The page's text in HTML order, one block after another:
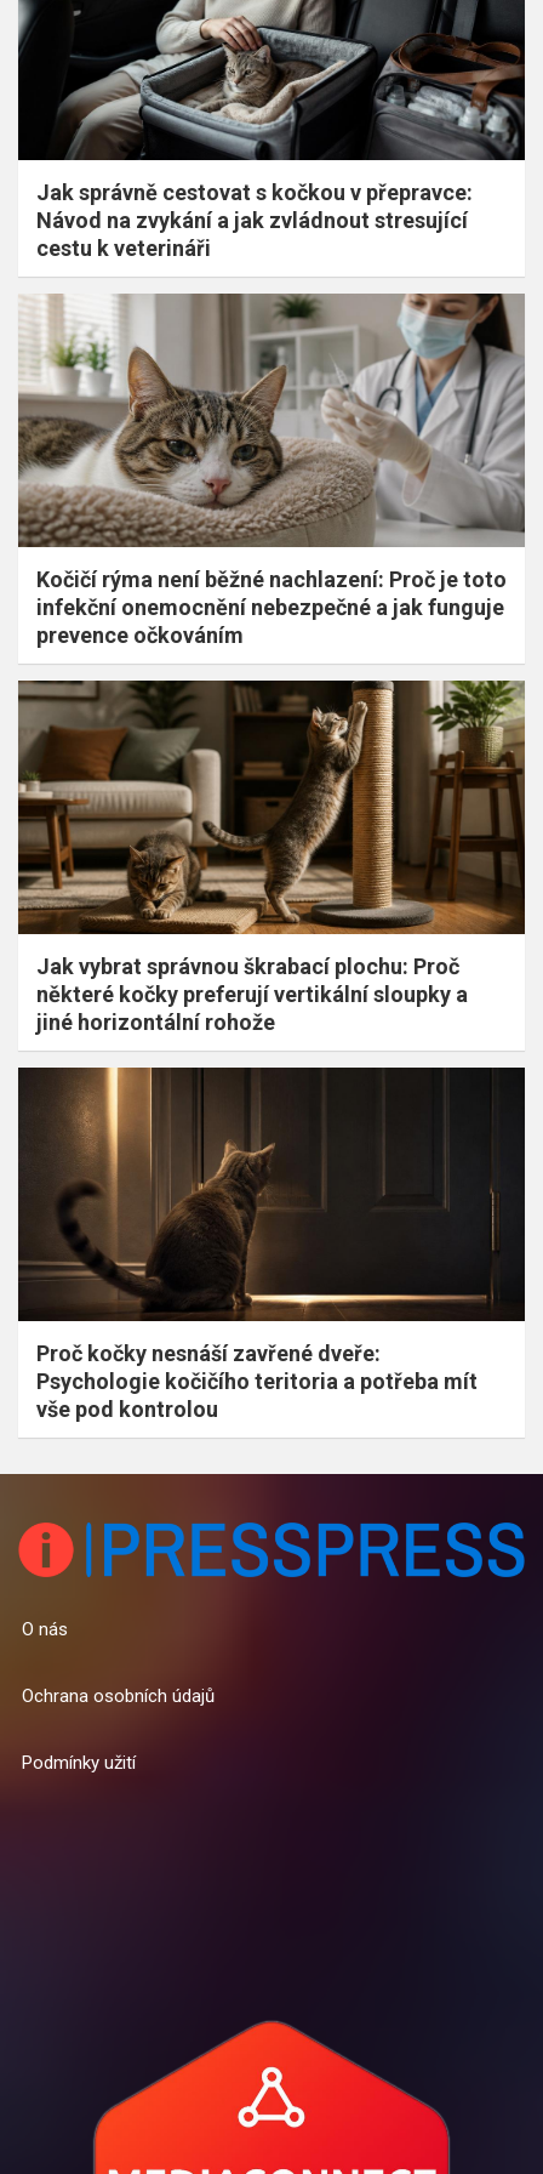
Jak správně cestovat s kočkou v přepravce:
Návod na zvykání a jak zvládnout stresující
cestu k veterináři
Kočičí rýma není běžné nachlazení: Proč je toto
infekční onemocnění nebezpečné a jak funguje
prevence očkováním
Jak vybrat správnou škrabací plochu: Proč
některé kočky preferují vertikální sloupky a
jiné horizontální rohože
Proč kočky nesnáší zavřené dveře:
Psychologie kočičího teritoria a potřeba mít
vše pod kontrolou
O nás
Ochrana osobních údajů
Podmínky užití